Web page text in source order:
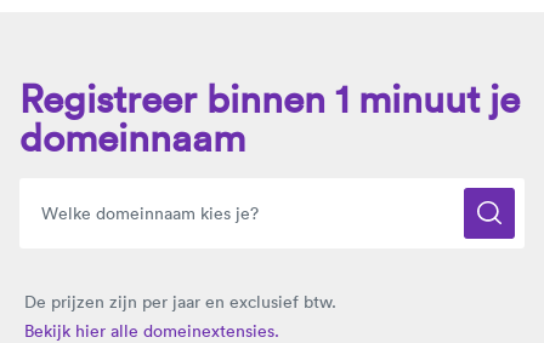
Registreer binnen 1 minuut je
domeinnaam
De prijzen zijn per jaar en exclusief btw.
Bekijk hier alle domeinextensies.